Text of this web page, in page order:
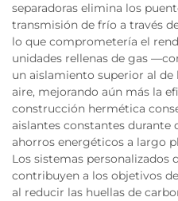
separadoras elimina los
transmisión de frío a través
lo que comprometería el
unidades rellenas de gas
un aislamiento superior al de
aire, mejorando aún más la
construcción hermética
aislantes constantes durante
ahorros energéticos a largo
Los sistemas personalizados
contribuyen a los objetivos
al reducir las huellas de